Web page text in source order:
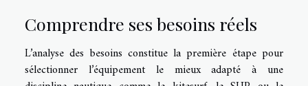
Comprendre ses besoins réels
L’analyse des besoins constitue la première étape pour
sélectionner l’équipement le mieux adapté à une